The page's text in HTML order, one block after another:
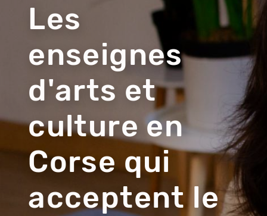
Les
enseignes
d'arts et
culture en
Corse qui
acceptent le